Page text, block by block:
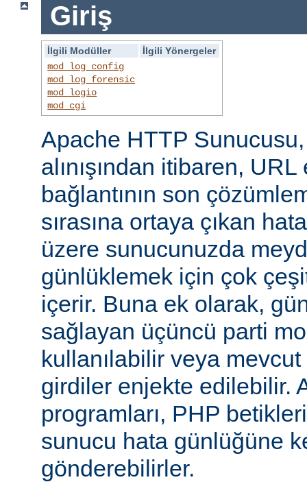
Giriş
İlgili Modüller
İlgili Yönergeler
mod_log_config
mod_log_forensic
mod_logio
mod_cgi
Apache HTTP
alınışından itibaren,
bağlantının son
sırasına ortaya çıkan
üzere sunucunuzda
günlüklemek için çok
içerir. Buna ek olarak,
sağlayan üçüncü parti
kullanılabilir veya
girdiler enjekte edilebilir.
programları, PHP
sunucu hata günlüğüne
gönderebilirler.